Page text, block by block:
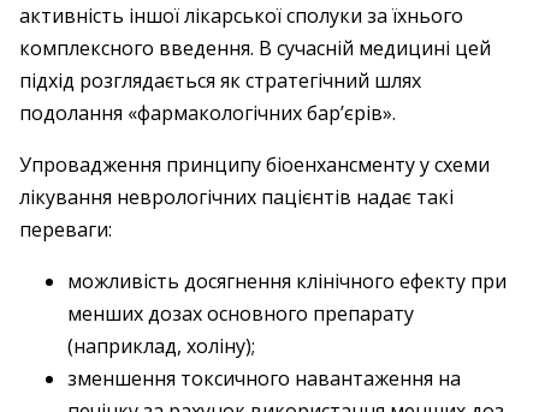
активність іншої лікарської сполуки за їхнього
комплексного введення. В сучасній медицині цей
підхід розглядається як стратегічний шлях
подолання «фармакологічних бар’єрів».
Упровадження принципу біоенхансменту у схеми
лікування неврологічних пацієнтів надає такі
переваги:
можливість досягнення клінічного ефекту при
менших дозах основного препарату
(наприклад, холіну);
зменшення токсичного навантаження на